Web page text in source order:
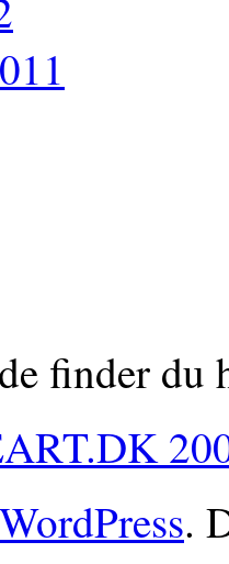
finder du
WordPress.